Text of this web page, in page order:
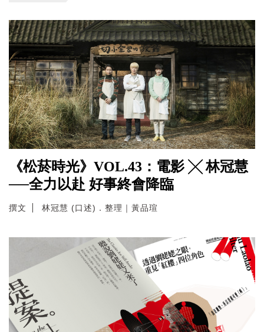
《松菸時光》VOL.43：電影 ╳ 林冠慧
──全力以赴 好事終會降臨
撰文 林冠慧 (口述)．整理｜黃品瑄